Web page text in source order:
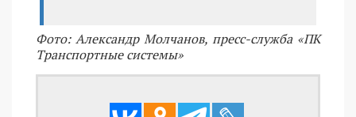
Фото: Александр Молчанов, пресс-служба «ПК
Транспортные системы»